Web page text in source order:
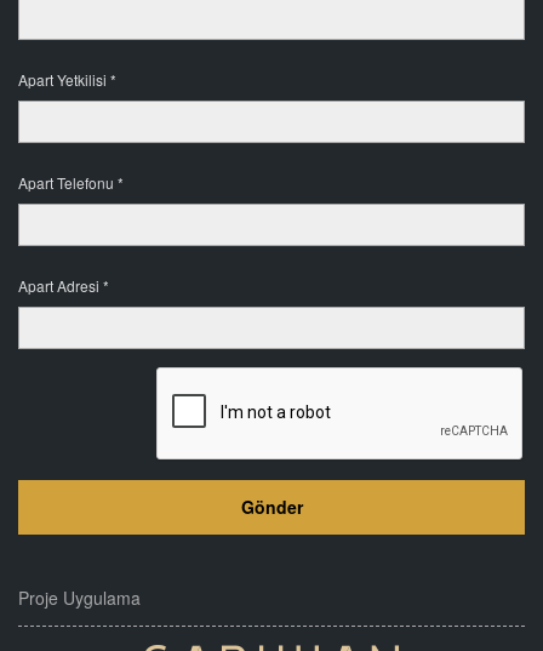
Apart Yetkilisi *
Apart Telefonu *
Apart Adresi *
Proje Uygulama